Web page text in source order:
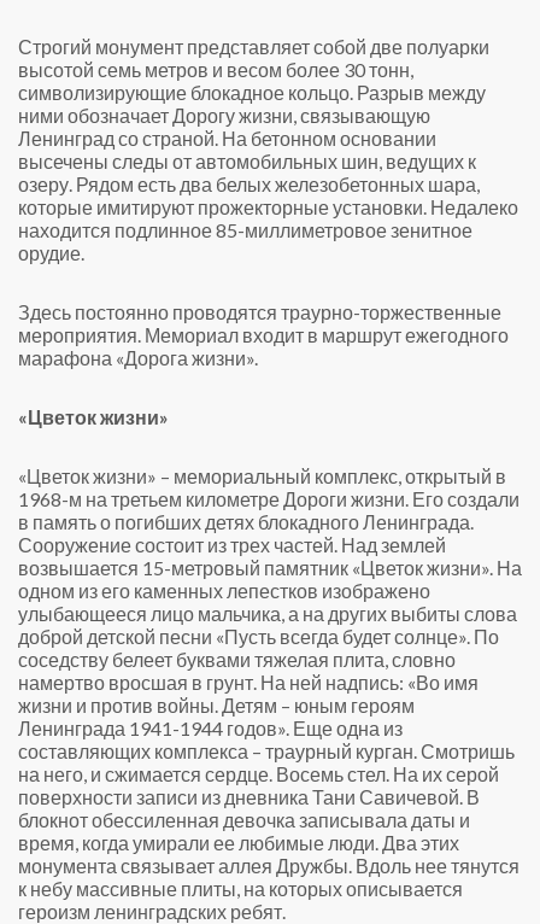
Строгий монумент представляет собой две полуарки
высотой семь метров и весом более 30 тонн,
символизирующие блокадное кольцо. Разрыв между
ними обозначает Дорогу жизни, связывающую
Ленинград со страной. На бетонном основании
высечены следы от автомобильных шин, ведущих к
озеру. Рядом есть два белых железобетонных шара,
которые имитируют прожекторные установки. Недалеко
находится подлинное 85-миллиметровое зенитное
орудие.
Здесь постоянно проводятся траурно-торжественные
мероприятия. Мемориал входит в маршрут ежегодного
марафона «Дорога жизни».
«Цветок жизни»
«Цветок жизни» – мемориальный комплекс, открытый в
1968-м на третьем километре Дороги жизни. Его создали
в память о погибших детях блокадного Ленинграда.
Сооружение состоит из трех частей. Над землей
возвышается 15-метровый памятник «Цветок жизни». На
одном из его каменных лепестков изображено
улыбающееся лицо мальчика, а на других выбиты слова
доброй детской песни «Пусть всегда будет солнце». По
соседству белеет буквами тяжелая плита, словно
намертво вросшая в грунт. На ней надпись: «Во имя
жизни и против войны. Детям – юным героям
Ленинграда 1941-1944 годов». Еще одна из
составляющих комплекса – траурный курган. Смотришь
на него, и сжимается сердце. Восемь стел. На их серой
поверхности записи из дневника Тани Савичевой. В
блокнот обессиленная девочка записывала даты и
время, когда умирали ее любимые люди. Два этих
монумента связывает аллея Дружбы. Вдоль нее тянутся
к небу массивные плиты, на которых описывается
героизм ленинградских ребят.